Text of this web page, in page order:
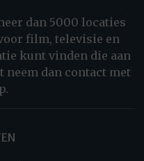
dan 5000 locaties
film, televisie en
kunt vinden die aan
neem dan contact met